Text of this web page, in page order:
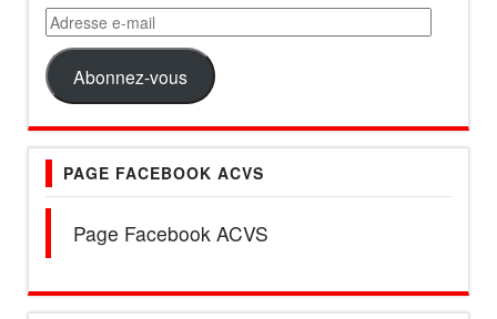
Adresse
e-
mail
Abonnez-vous
PAGE FACEBOOK ACVS
Page Facebook ACVS